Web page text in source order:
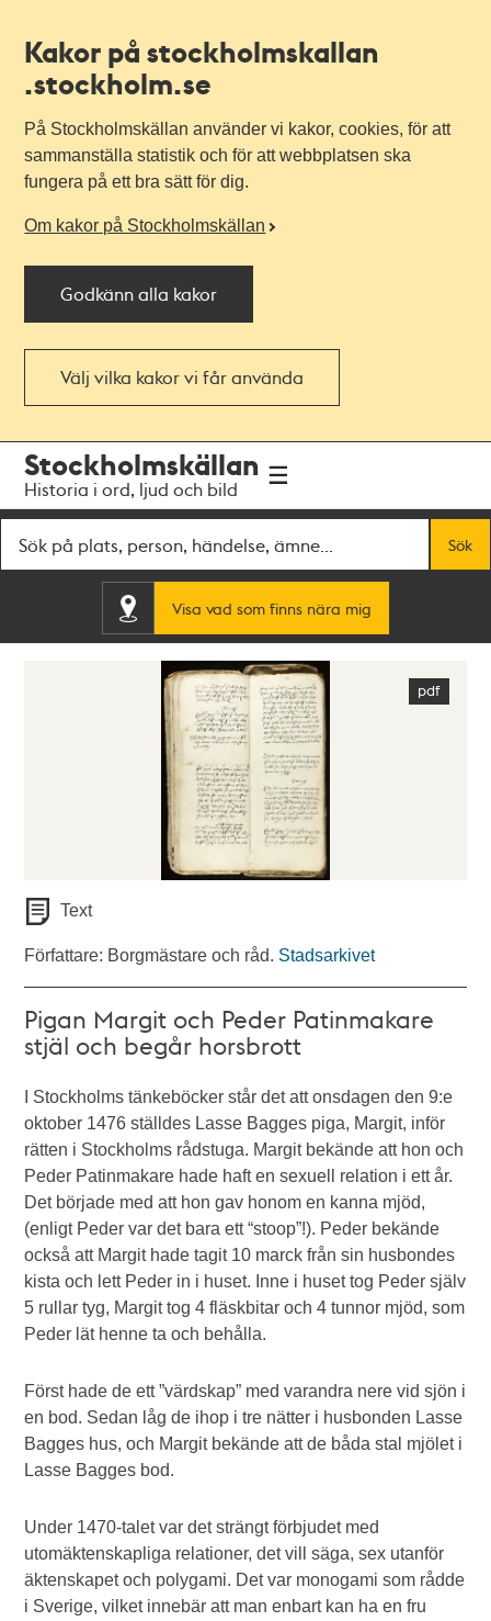
Kakor på stockholmskallan
.stockholm.se
På Stockholmskällan använder vi kakor, cookies, för att
sammanställa statistik och för att webbplatsen ska
fungera på ett bra sätt för dig.
Om kakor på Stockholmskällan
Godkänn alla kakor
Välj vilka kakor vi får använda
navigationen
huvudinnehållet
Stockholmskällan
Historia i ord, ljud och bild
Sök
Visa vad som finns nära mig
Text
Författare: Borgmästare och råd. Stadsarkivet
Pigan Margit och Peder Patinmakare
stjäl och begår horsbrott
I Stockholms tänkeböcker står det att onsdagen den 9:e
oktober 1476 ställdes Lasse Bagges piga, Margit, inför
rätten i Stockholms rådstuga. Margit bekände att hon och
Peder Patinmakare hade haft en sexuell relation i ett år.
Det började med att hon gav honom en kanna mjöd,
(enligt Peder var det bara ett “stoop”!). Peder bekände
också att Margit hade tagit 10 marck från sin husbondes
kista och lett Peder in i huset. Inne i huset tog Peder själv
5 rullar tyg, Margit tog 4 fläskbitar och 4 tunnor mjöd, som
Peder lät henne ta och behålla.
Först hade de ett ”värdskap” med varandra nere vid sjön i
en bod. Sedan låg de ihop i tre nätter i husbonden Lasse
Bagges hus, och Margit bekände att de båda stal mjölet i
Lasse Bagges bod.
Under 1470-talet var det strängt förbjudet med
utomäktenskapliga relationer, det vill säga, sex utanför
äktenskapet och polygami. Det var monogami som rådde
i Sverige, vilket innebär att man enbart kan ha en fru